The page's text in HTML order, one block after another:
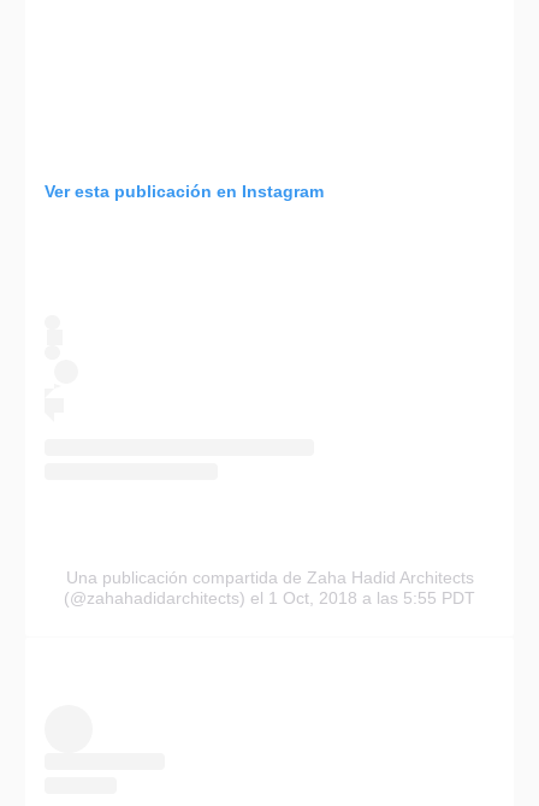
Ver esta publicación en Instagram
Una publicación compartida de Zaha Hadid Architects
(@zahahadidarchitects) el 1 Oct, 2018 a las 5:55 PDT